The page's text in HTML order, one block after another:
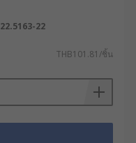
22.5163-22
THB101.81/ชิ้น